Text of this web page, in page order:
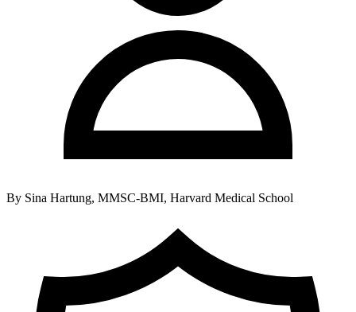
By Sina Hartung, MMSC-BMI, Harvard Medical School